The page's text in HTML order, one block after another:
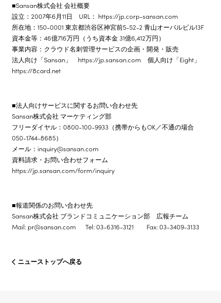
■Sansan株式会社 会社概要
設立：2007年6月11日 URL： https://jp.corp-sansan.com
所在地：150-0001 東京都渋谷区神宮前5-52-2 青山オーバルビル13F
資本金等：46億716万円（うち資本金 31億6,412万円）
事業内容：クラウド名刺管理サービスの企画・開発・販売
法人向け「Sansan」 https://jp.sansan.com 個人向け「Eight」
https://8card.net
■法人向けサービスに関するお問い合わせ先
Sansan株式会社 マーケティング部
フリーダイヤル：0800-100-9933（携帯からもOK／不通の場合
050-1744-8685）
メール：inquiry@sansan.com
資料請求・お問い合わせフォーム
https://jp.sansan.com/form/inquiry
■報道関係のお問い合わせ先
Sansan株式会社 ブランドコミュニケーション部 広報チーム
Mail: pr@sansan.com Tel: 03-6316-3121 Fax: 03-3409-3133
ニューストップへ戻る